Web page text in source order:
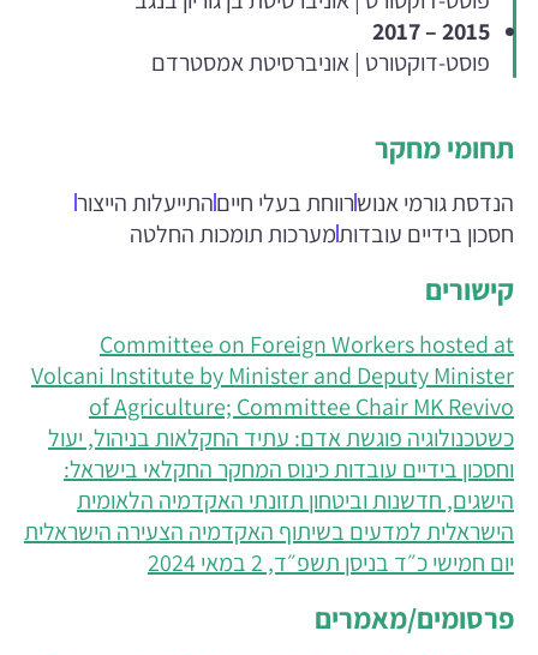
2015 – 2017
פוסט-דוקטורט | אוניברסיטת אמסטרדם
תחומי מחקר
הנדסת גורמי אנושרווחת בעלי חייםהתייעלות הייצור
חסכון בידיים עובדותמערכות תומכות החלטה
קישורים
Committee on Foreign Workers hosted at
Volcani Institute by Minister and Deputy Minister
of Agriculture; Committee Chair MK Revivo
כשטכנולוגיה פוגשת אדם: עתיד החקלאות בניהול, יעול
וחסכון בידיים עובדות כינוס המחקר החקלאי בישראל:
הישגים, חדשנות וביטחון תזונתי האקדמיה הלאומית
הישראלית למדעים בשיתוף האקדמיה הצעירה הישראלית
יום חמישי כ״ד בניסן תשפ״ד, 2 במאי 2024
פרסומים/מאמרים